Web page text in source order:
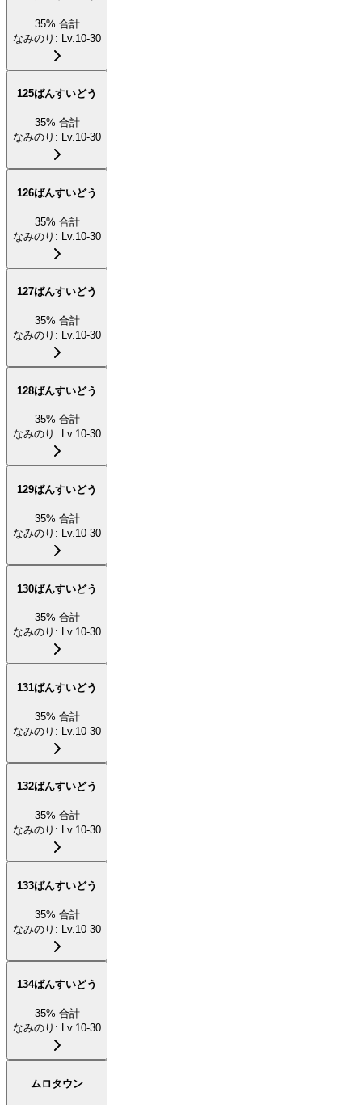
35% 合計
なみのり : Lv.10-30
125ばんすいどう
35% 合計
なみのり : Lv.10-30
126ばんすいどう
35% 合計
なみのり : Lv.10-30
127ばんすいどう
35% 合計
なみのり : Lv.10-30
128ばんすいどう
35% 合計
なみのり : Lv.10-30
129ばんすいどう
35% 合計
なみのり : Lv.10-30
130ばんすいどう
35% 合計
なみのり : Lv.10-30
131ばんすいどう
35% 合計
なみのり : Lv.10-30
132ばんすいどう
35% 合計
なみのり : Lv.10-30
133ばんすいどう
35% 合計
なみのり : Lv.10-30
134ばんすいどう
35% 合計
なみのり : Lv.10-30
ムロタウン